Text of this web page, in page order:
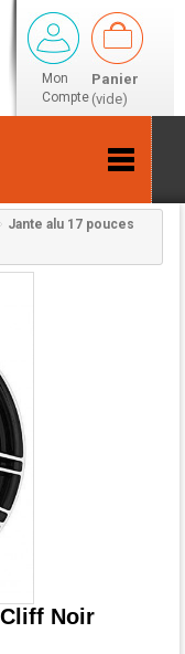
Mon
Compte
Panier
(vide)
Jante alu 17 pouces
Noir